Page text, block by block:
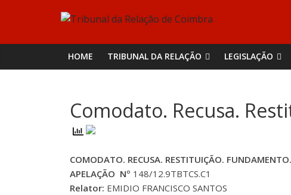
Tribunal
da
Relação
de
Coimbra
HOME TRIBUNAL DA RELAÇÃO LEGISLAÇÃO
Comodato. Recusa.
COMODATO. RECUSA. RESTITUIÇÃO.
APELAÇÃO Nº 148/12.9TBTCS.C1
Relator: EMIDIO FRANCISCO SANTOS